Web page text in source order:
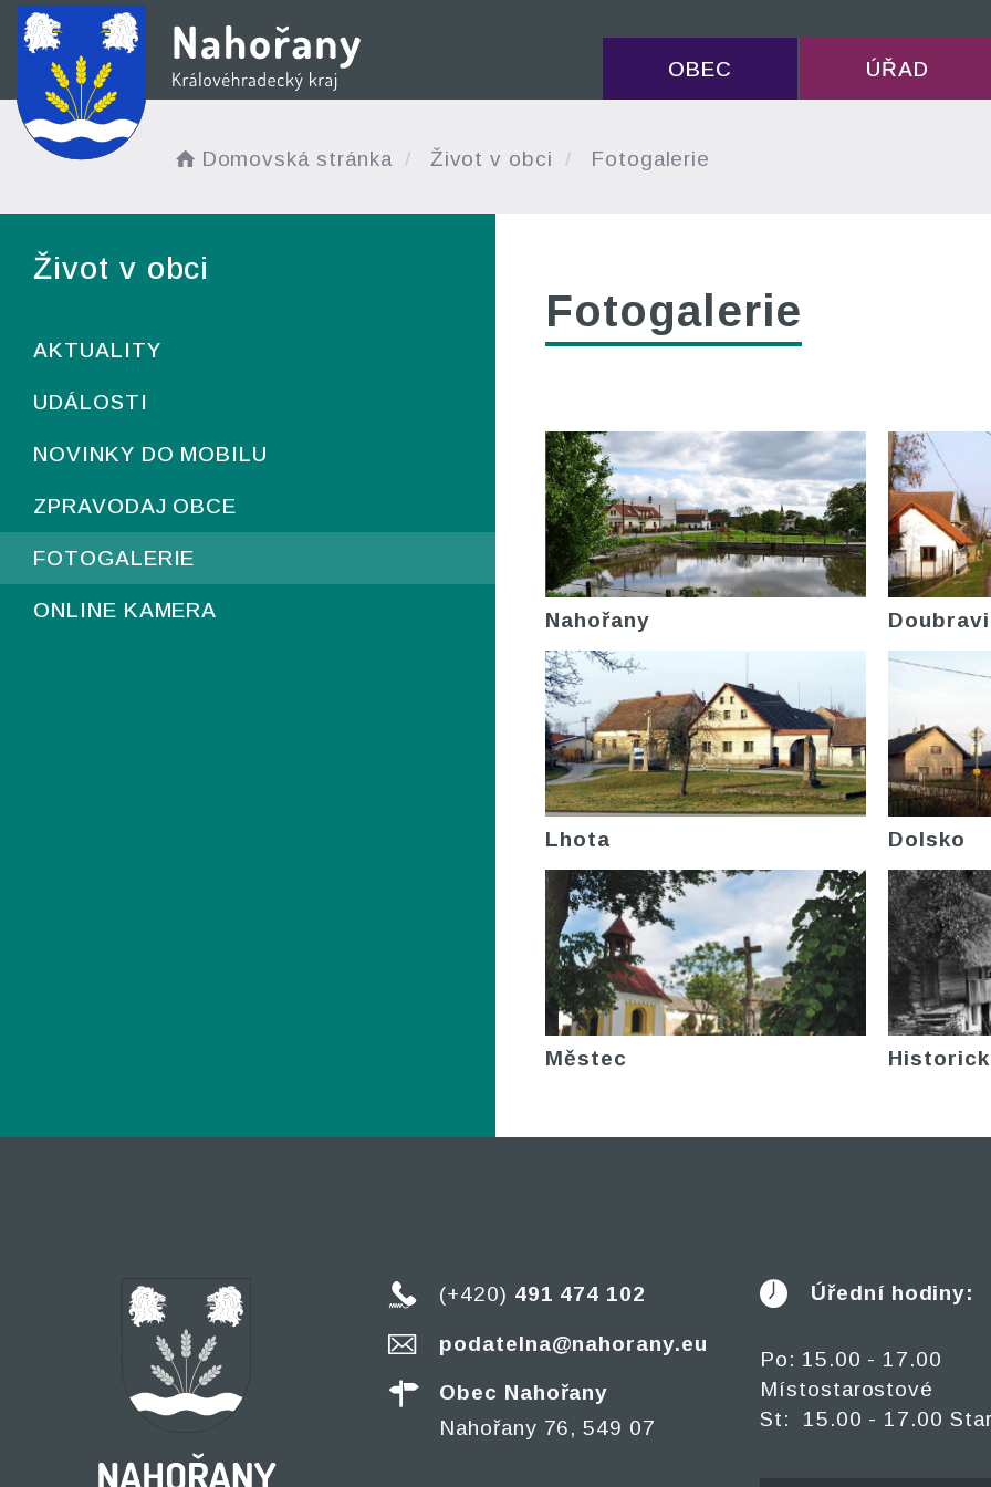
OBEC ÚŘAD
Domovská stránka Život v obci Fotogalerie
Život v obci
AKTUALITY
UDÁLOSTI
NOVINKY DO MOBILU
ZPRAVODAJ OBCE
FOTOGALERIE
ONLINE KAMERA
Fotogalerie
Nahořany
Lhota Dolsko
Městec
(+420) 491 474 102
podatelna@nahorany.eu
Obec Nahořany
Nahořany 76, 549 07
Úřední hodiny:
Po: 15.00 - 17.00
Místostarostové
St: 15.00 - 17.00